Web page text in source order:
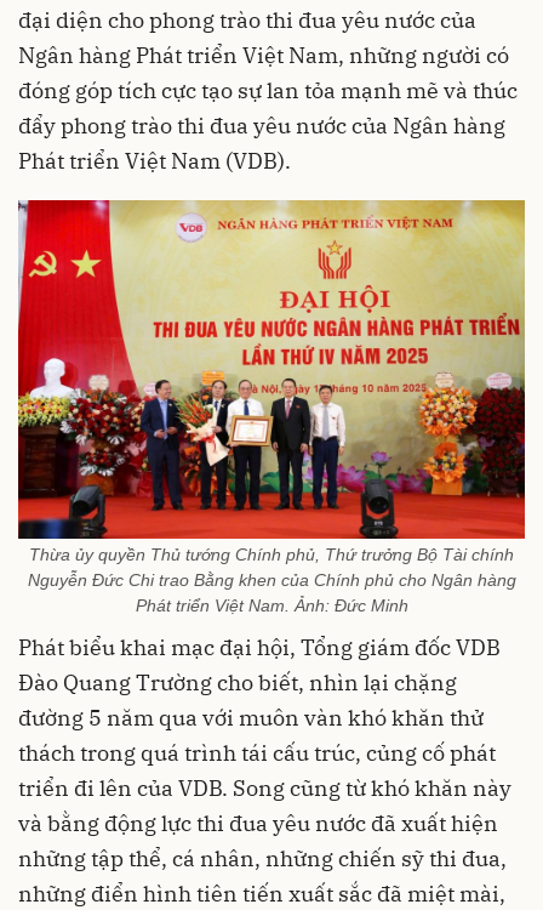
đại diện cho phong trào thi đua yêu nước của
Ngân hàng Phát triển Việt Nam, những người có
đóng góp tích cực tạo sự lan tỏa mạnh mẽ và thúc
đẩy phong trào thi đua yêu nước của Ngân hàng
Phát triển Việt Nam (VDB).
Thừa ủy quyền Thủ tướng Chính phủ, Thứ trưởng Bộ Tài chính
Nguyễn Đức Chi trao Bằng khen của Chính phủ cho Ngân hàng
Phát triển Việt Nam. Ảnh: Đức Minh
Phát biểu khai mạc đại hội, Tổng giám đốc VDB
Đào Quang Trường cho biết, nhìn lại chặng
đường 5 năm qua với muôn vàn khó khăn thử
thách trong quá trình tái cấu trúc, củng cố phát
triển đi lên của VDB. Song cũng từ khó khăn này
và bằng động lực thi đua yêu nước đã xuất hiện
những tập thể, cá nhân, những chiến sỹ thi đua,
những điển hình tiên tiến xuất sắc đã miệt mài,